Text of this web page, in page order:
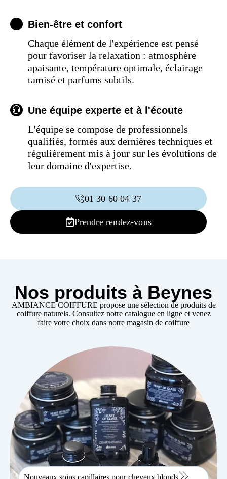
Bien-être et confort
Chaque élément de l'expérience est pensé
pour favoriser la relaxation : atmosphère
apaisante, température optimale, éclairage
tamisé et parfums subtils.
Une équipe experte et à l'écoute
L'équipe se compose de professionnels
qualifiés, formés aux dernières techniques et
régulièrement mis à jour sur les évolutions de
leur domaine d'expertise.
01 30 60 04 37
Prendre rendez-vous
Nos produits à Beynes
AMBIANCE COIFFURE propose une sélection de produits de
coiffure naturels. Consultez notre catalogue en ligne et venez
faire votre choix dans notre magasin de coiffure
Nouveaux soins capillaires pour cheveux blonds